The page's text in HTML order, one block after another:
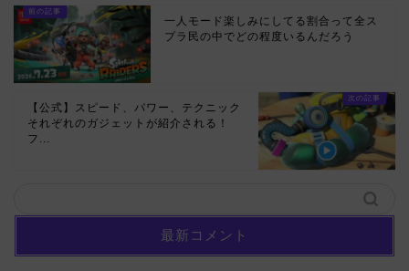
一人モード楽しみにしてる割合って全ス
プラ民の中でどの程度いるんだろう
【公式】スピード、パワー、テクニック
それぞれのガジェットが紹介される！
フ...
最新コメント